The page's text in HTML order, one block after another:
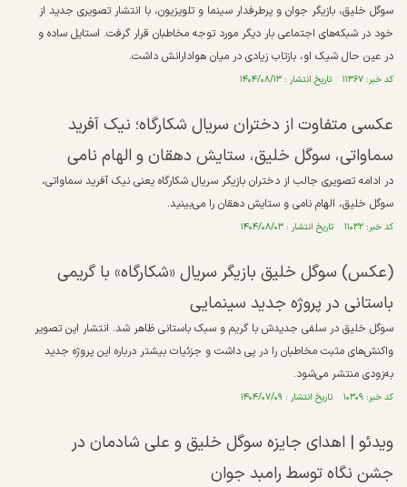
سوگل خلیق، بازیگر جوان و پرطرفدار سینما و تلویزیون، با انتشار تصویری جدید از
خود در شبکه‌های اجتماعی بار دیگر مورد توجه مخاطبان قرار گرفت. استایل ساده و
در عین حال شیک او، بازتاب زیادی در میان هوادارانش داشت.
کد خبر: ۱۱۳۶۷ تاریخ انتشار : ۱۴۰۴/۰۸/۱۳
عکسی متفاوت از دختران سریال شکارگاه؛ نیک آفرید
سماواتی، سوگل خلیق، ستایش دهقان و الهام نامی
در ادامه تصویری جالب از دختران بازیگر سریال شکارگاه یعنی نیک آفرید سماواتی،
سوگل خلیق، الهام نامی و ستایش دهقان را می‌بینید.
کد خبر: ۱۱۰۳۲ تاریخ انتشار : ۱۴۰۴/۰۸/۰۳
(عکس) سوگل خلیق بازیگر سریال «شکارگاه» با گریمی
باستانی در پروژه جدید سینمایی
سوگل خلیق در سلفی جدیدش با گریم و سبک باستانی ظاهر شد. انتشار این تصویر
واکنش‌های مثبت مخاطبان را در پی داشت و جزئیات بیشتر درباره این پروژه جدید
به‌زودی منتشر می‌شود.
کد خبر: ۱۰۳۰۹ تاریخ انتشار : ۱۴۰۴/۰۷/۰۹
ویدئو | اهدای جایزه سوگل خلیق و علی شادمان در
جشن نگاه توسط رامبد جوان